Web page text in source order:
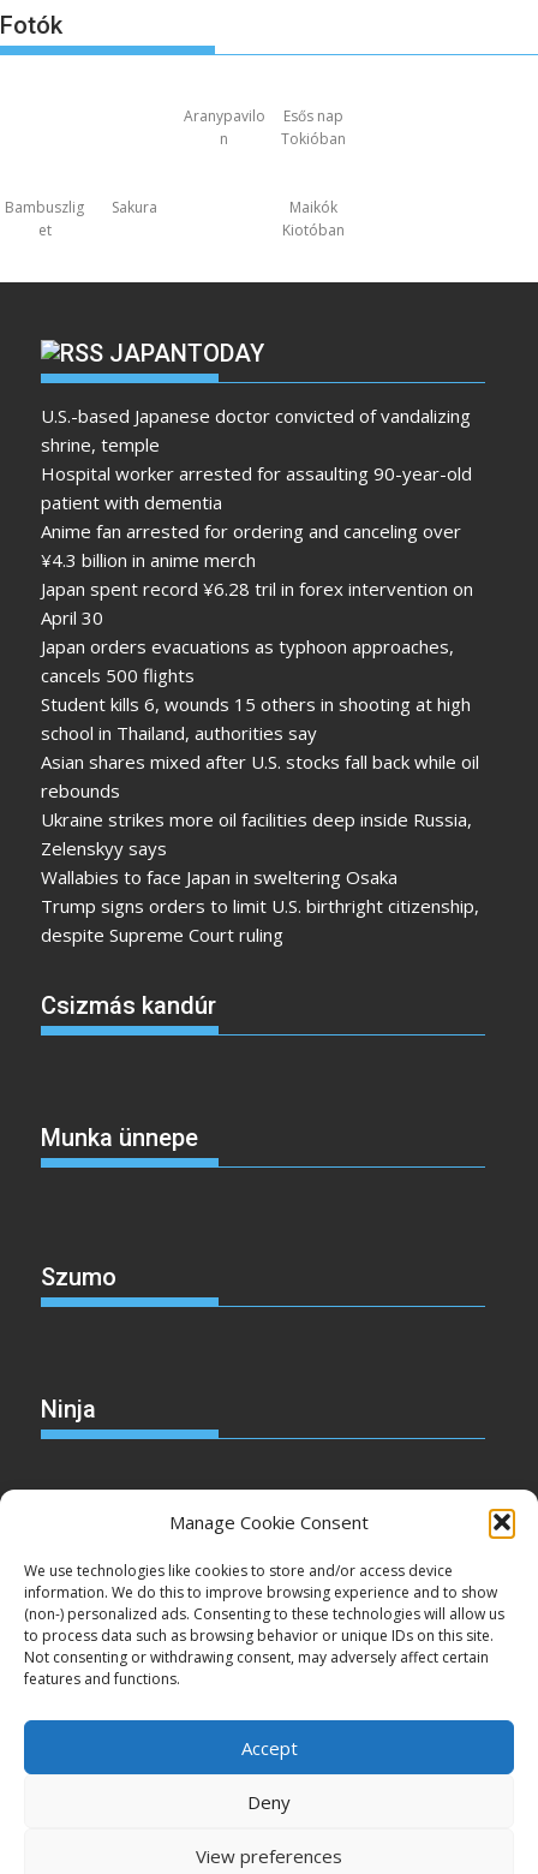
Manage Cookie Consent
We use technologies like cookies to store and/or access device
information. We do this to improve browsing experience and to show
(non-) personalized ads. Consenting to these technologies will allow us
to process data such as browsing behavior or unique IDs on this site.
Not consenting or withdrawing consent, may adversely affect certain
features and functions.
Accept
Deny
View preferences
Fotók
Aranypavilo
n
Esős nap
Tokióban
Bambuszlig
et
Sakura
Maikók
Kiotóban
JAPANTODAY
U.S.-based Japanese doctor convicted of vandalizing
shrine, temple
Hospital worker arrested for assaulting 90-year-old
patient with dementia
Anime fan arrested for ordering and canceling over
¥4.3 billion in anime merch
Japan spent record ¥6.28 tril in forex intervention on
April 30
Japan orders evacuations as typhoon approaches,
cancels 500 flights
Student kills 6, wounds 15 others in shooting at high
school in Thailand, authorities say
Asian shares mixed after U.S. stocks fall back while oil
rebounds
Ukraine strikes more oil facilities deep inside Russia,
Zelenskyy says
Wallabies to face Japan in sweltering Osaka
Trump signs orders to limit U.S. birthright citizenship,
despite Supreme Court ruling
Csizmás kandúr
Munka ünnepe
Szumo
Ninja
Cake